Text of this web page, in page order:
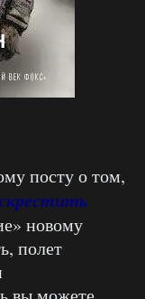
посту о том,
новому
полет